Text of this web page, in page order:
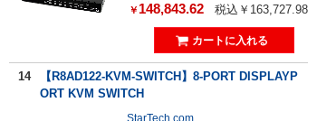
￥ 148,843.62 税込￥163,727.98
14
【R8AD122-KVM-SWITCH】8-PORT DISPLAYP
ORT KVM SWITCH
StarTech.com